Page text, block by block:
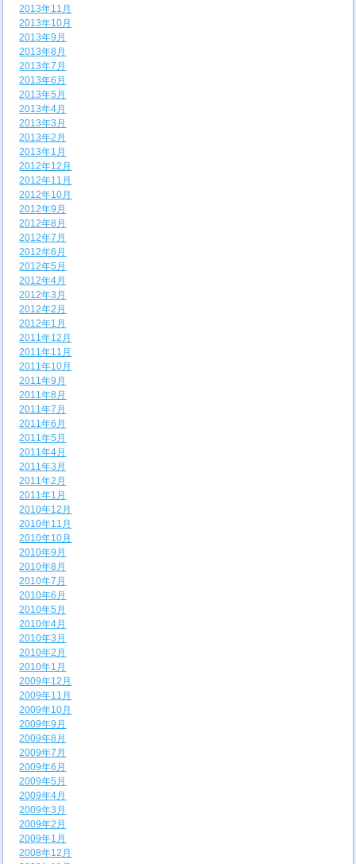
2013年11月
2013年10月
2013年9月
2013年8月
2013年7月
2013年6月
2013年5月
2013年4月
2013年3月
2013年2月
2013年1月
2012年12月
2012年11月
2012年10月
2012年9月
2012年8月
2012年7月
2012年6月
2012年5月
2012年4月
2012年3月
2012年2月
2012年1月
2011年12月
2011年11月
2011年10月
2011年9月
2011年8月
2011年7月
2011年6月
2011年5月
2011年4月
2011年3月
2011年2月
2011年1月
2010年12月
2010年11月
2010年10月
2010年9月
2010年8月
2010年7月
2010年6月
2010年5月
2010年4月
2010年3月
2010年2月
2010年1月
2009年12月
2009年11月
2009年10月
2009年9月
2009年8月
2009年7月
2009年6月
2009年5月
2009年4月
2009年3月
2009年2月
2009年1月
2008年12月